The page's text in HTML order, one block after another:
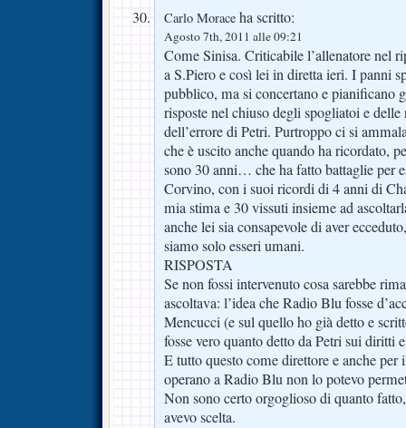
Carlo Morace ha scritto:
Agosto 7th, 2011 alle 09:21
Come Sinisa. Criticabile l’allenatore nel
a S.Piero e così lei in diretta ieri. I panni
pubblico, ma si concertano e pianificano
risposte nel chiuso degli spogliatoi e
dell’errore di Petri. Purtroppo ci si
che è uscito anche quando ha ricordato,
sono 30 anni… che ha fatto battaglie per
Corvino, con i suoi ricordi di 4 anni di
mia stima e 30 vissuti insieme ad
anche lei sia consapevole di aver
siamo solo esseri umani.
RISPOSTA
Se non fossi intervenuto cosa sarebbe
ascoltava: l’idea che Radio Blu fosse
Mencucci (e sul quello ho già detto e
fosse vero quanto detto da Petri sui diritti
E tutto questo come direttore e anche
operano a Radio Blu non lo potevo
Non sono certo orgoglioso di quanto
avevo scelta.